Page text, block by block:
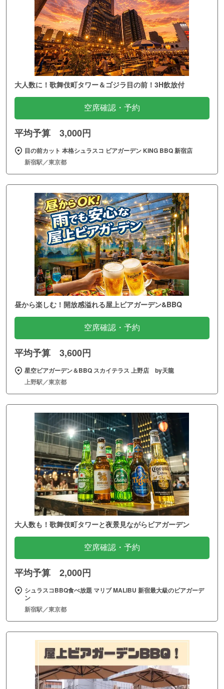
大人数に！歌舞伎町タワー＆ゴジラ目の前！3H飲放付
空席確認・予約
平均予算 3,000円
目の前カット 本格シュラスコ ビアガーデン KING BBQ 新宿店
新宿駅／東京都
昼から楽しむ！開放感溢れる屋上ビアガーデン&BBQ
空席確認・予約
平均予算 3,600円
星空ビアガーデン＆BBQ スカイテラス 上野店 by天龍
上野駅／東京都
大人数も！歌舞伎町タワーと夜景見ながらビアガーデン
空席確認・予約
平均予算 2,000円
シュラスコBBQ食べ放題 マリブ MALIBU 新宿最大級のビアガーデ
ン
新宿駅／東京都